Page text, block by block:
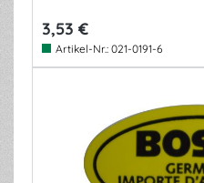
3,53 €
Artikel-Nr.: 021-0191-6